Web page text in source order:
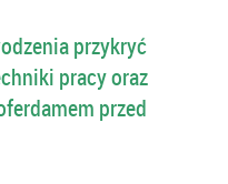
przykryć
pracy oraz
przed